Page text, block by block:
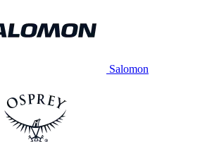
Salomon